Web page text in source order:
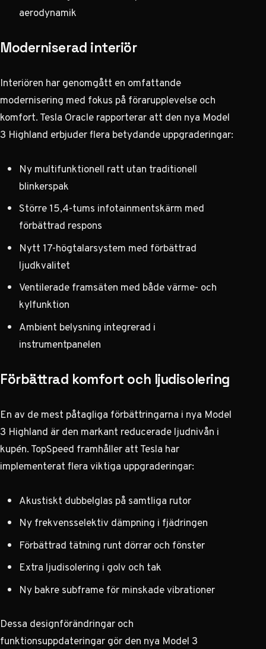
aerodynamik
Moderniserad interiör
Interiören har genomgått en omfattande
modernisering med fokus på förarupplevelse och
komfort.Tesla Oracle rapporteraratt den nya Model
3 Highland erbjuder flera betydande uppgraderingar:
Ny multifunktionell ratt utan traditionell
blinkerspak
Större 15,4-tums infotainmentskärm med
förbättrad respons
Nytt 17-högtalarsystem med förbättrad
ljudkvalitet
Ventilerade framsäten med både värme- och
kylfunktion
Ambient belysning integrerad i
instrumentpanelen
Förbättrad komfort och ljudisolering
En av de mest påtagliga förbättringarna i nya Model
3 Highland är den markant reducerade ljudnivån i
kupén.TopSpeed framhålleratt Tesla har
implementerat flera viktiga uppgraderingar:
Akustiskt dubbelglas på samtliga rutor
Ny frekvensselektiv dämpning i fjädringen
Förbättrad tätning runt dörrar och fönster
Extra ljudisolering i golv och tak
Ny bakre subframe för minskade vibrationer
Dessa designförändringar och
funktionsuppdateringar gör den nya Model 3